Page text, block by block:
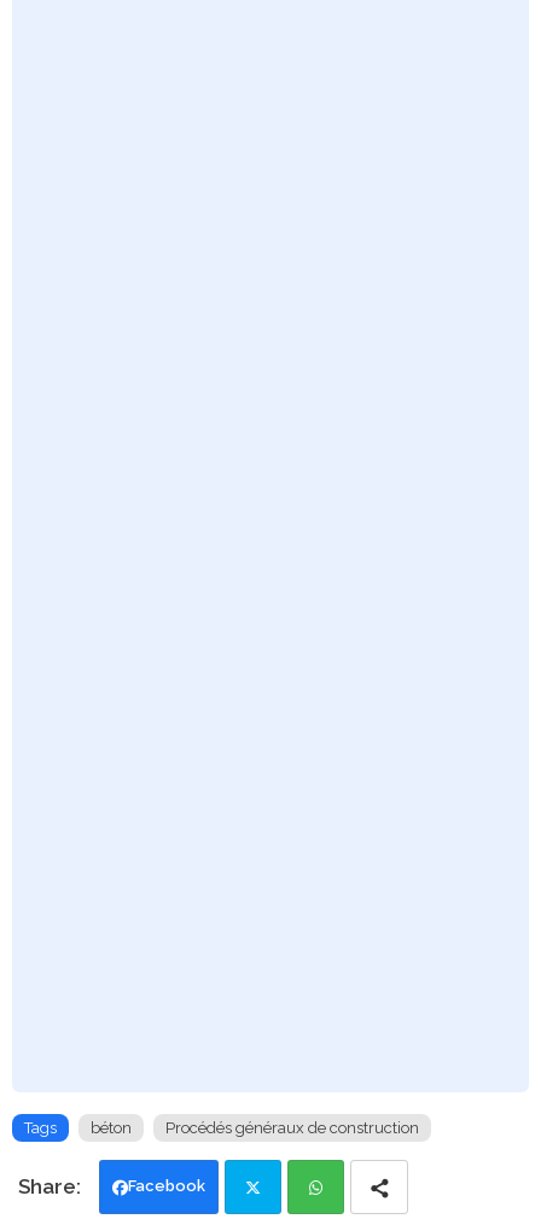
Tags béton Procédés généraux de construction
Facebook